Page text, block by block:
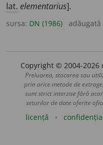
lat. elementarius].
sursa: DN (1986) adăugată
Copyright © 2004-
Preluarea, stocarea sau
prin orice metode de
sunt strict interzise fără
seturilor de date oferite
licență